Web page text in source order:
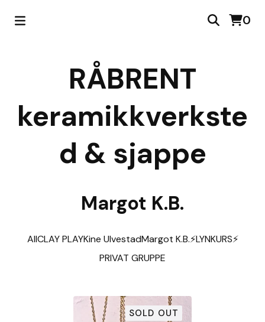
0
RÅBRENT
keramikkverkste
d & sjappe
Margot K.B.
AllCLAY PLAYKine UlvestadMargot K.B.⚡️LYNKURS⚡️
PRIVAT GRUPPE
SOLD OUT